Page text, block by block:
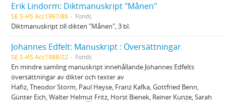
Erik Lindorm: Diktmanuskript "Månen"
SE S-HS Acc1997/86 Fonds
Diktmanuskript till dikten "Månen", 3 bl.
Johannes Edfelt: Manuskript : Översättningar
SE S-HS Acc1988/22 Fonds
En mindre samling manuskript innehållande Johannes Edfelts
översättningar av dikter och texter av
Hafiz, Theodor Storm, Paul Heyse, Franz Kafka, Gottfried Benn,
Günter Eich, Walter Helmut Fritz, Horst Bienek, Reiner Kunze, Sarah